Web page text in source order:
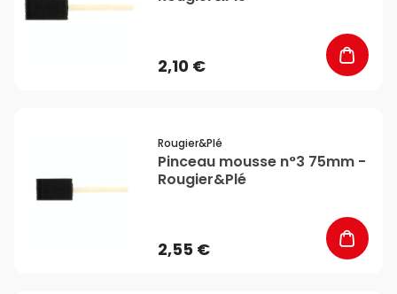
2,10 €
Rougier&plé
Pinceau mousse n°3 75mm -
Rougier&Plé
2,55 €